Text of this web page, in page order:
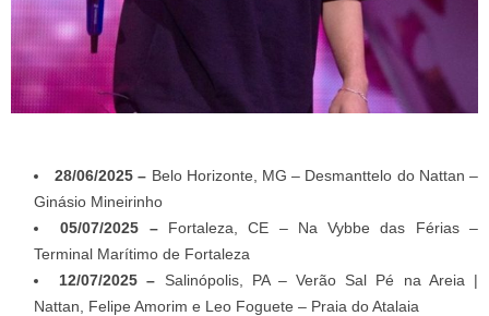
28/06/2025 – Belo Horizonte, MG – Desmanttelo do Nattan –
Ginásio Mineirinho
05/07/2025 –Fortaleza, CE – Na Vybbe das Férias –
Terminal Marítimo de Fortaleza
12/07/2025 – Salinópolis, PA – Verão Sal Pé na Areia |
Nattan, Felipe Amorim e Leo Foguete – Praia do Atalaia